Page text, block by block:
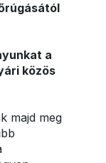
a
közös
majd meg